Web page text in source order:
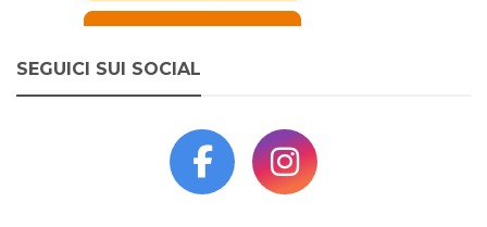
SEGUICI SUI SOCIAL